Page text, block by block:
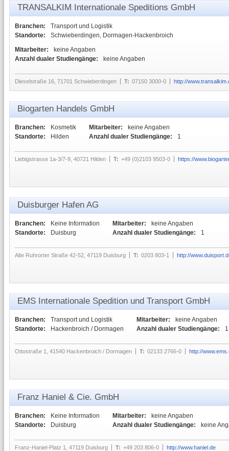
TRANSALKIM Internationale Speditions GmbH
Branchen:
Transport und Logistik
Standorte:
Schwieberdingen, Dormagen-Hackenbroich
Mitarbeiter:
keine Angaben
Anzahl dualer Studiengänge:
keine Angaben
Dieselstraße 16, 71701 Schwieberdingen T: 07150 3000-0 http://
Biogarten Handels GmbH
Branchen:
Kosmetik
Standorte:
Hilden
Mitarbeiter:
keine Angaben
Anzahl dualer Studiengänge:
1
Liebigstrasse 1a-3/7-9, 40721 Hilden T: +49 (0)2103 9503-0 https://
Duisburger Hafen AG
Branchen:
Keine Information
Standorte:
Duisburg
Mitarbeiter:
keine Angaben
Anzahl dualer Studiengänge:
1
Alte Ruhrorter Straße 42-52, 47119 Duisburg T: 0203 803-1 http://
EMS Internationale Spedition und Transport GmbH
Branchen:
Transport und Logistik
Standorte:
Hackenbroich / Dormagen
Mitarbeiter:
keine Angaben
Anzahl dualer Studiengänge:
1
Ottostraße 1, 41540 Hackenbroich / Dormagen T: 02133 2766-0 http://
Franz Haniel & Cie. GmbH
Branchen:
Keine Information
Standorte:
Duisburg
Mitarbeiter:
keine Angaben
Anzahl dualer Studiengänge:
keine
Franz-Haniel-Platz 1, 47119 Duisburg T: +49 203 806-0 http://www.haniel.de